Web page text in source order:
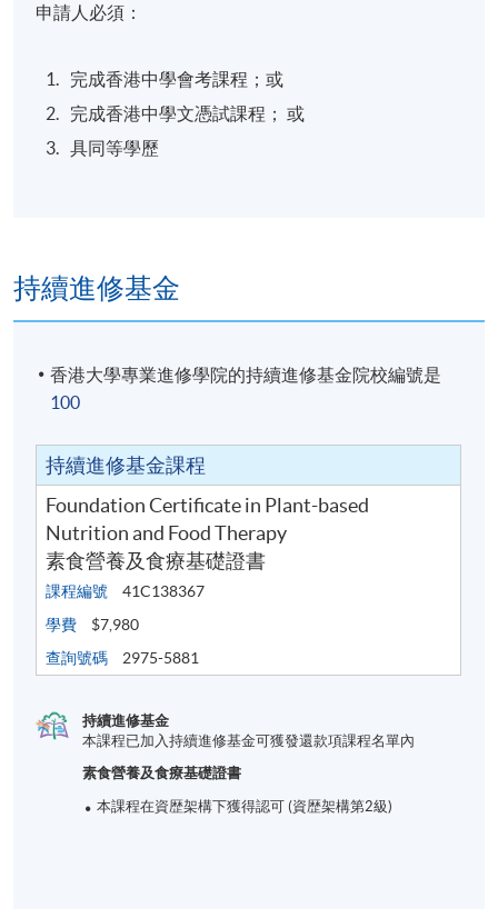
申請人必須：
完成香港中學會考課程；或
完成香港中學文憑試課程； 或
具同等學歷
持續進修基金
香港大學專業進修學院的持續進修基金院校編號是
100
持續進修基金課程
Foundation Certificate in Plant-based
Nutrition and Food Therapy
素食營養及食療基礎證書
課程編號
41C138367
學費
$7,980
查詢號碼
2975-5881
持續進修基金
本課程已加入持續進修基金可獲發還款項課程名單內
素食營養及食療基礎證書
本課程在資歴架構下獲得認可 (資歴架構第2級)